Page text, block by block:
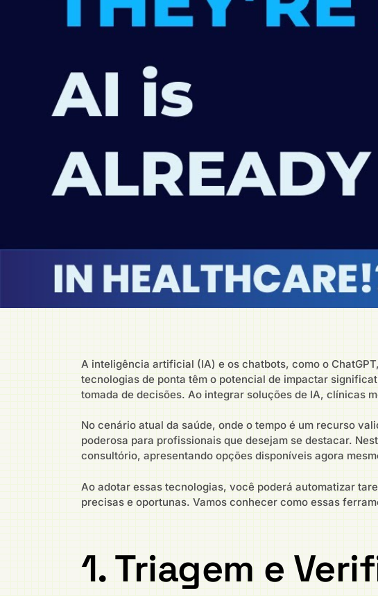
A inteligência artificial (IA) e os chatbots, como o
tecnologias de ponta têm o potencial de impactar
tomada de decisões. Ao integrar soluções de IA, clínicas
No cenário atual da saúde, onde o tempo é um recurso
poderosa para profissionais que desejam se destacar.
consultório, apresentando opções disponíveis agora
Ao adotar essas tecnologias, você poderá automatizar
precisas e oportunas. Vamos conhecer como essas
1. Triagem e